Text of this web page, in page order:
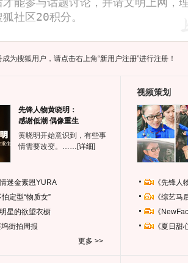
为搜狐用户，请点击右上角“新用户注册”进行注册！
先锋人物黄晓明：
感谢低潮 偶像重生
黄晓明开始意识到，有些事
情需要改变。…… [详细]
迷金素恩YURA
定型“物质女”
星的欲望衣橱
街拍周报
更多 >>
视频策划
《先锋
《综艺
《
《夏日